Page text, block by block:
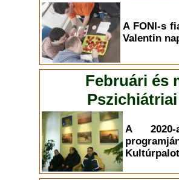
A FONI-s
Valentin
Februári és
A